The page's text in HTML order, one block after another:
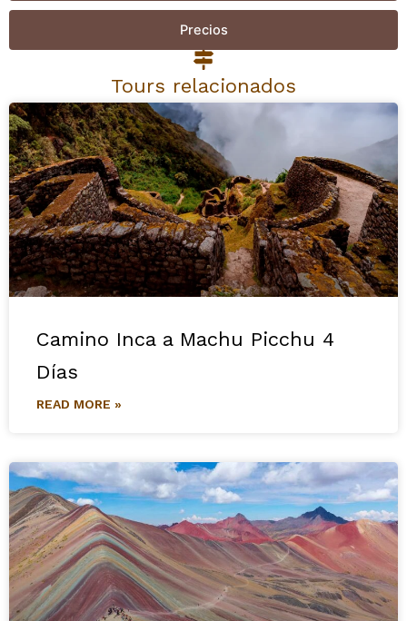
Precios
Tours relacionados
Camino Inca a Machu Picchu 4
Días
READ MORE »